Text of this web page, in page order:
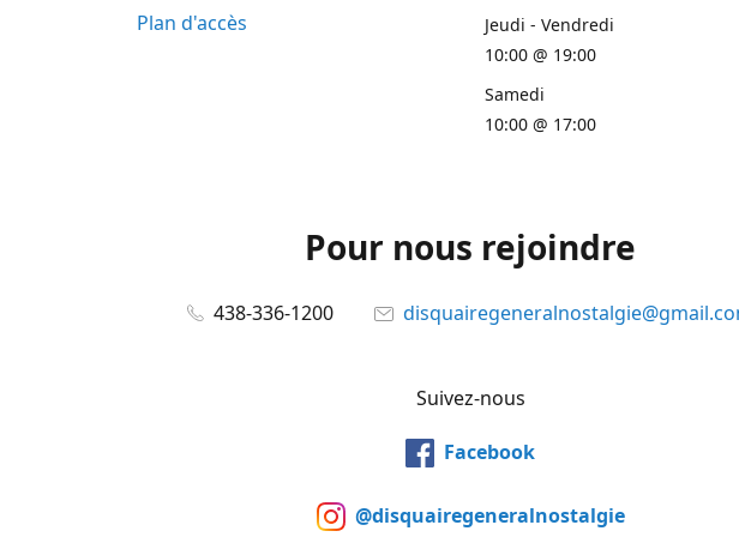
Plan d'accès
Jeudi - Vendredi
10:00 @ 19:00
Samedi
10:00 @ 17:00
Pour nous rejoindre
438-336-1200
Suivez-nous
Facebook
@disquairegeneralnostalgie